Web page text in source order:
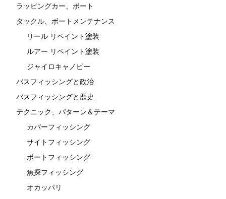
ラッピングカー、ボート
タックル、ボートメンテナンス
リール リペイント塗装
ルアー リペイント塗装
ジャイロキャノピー
バスフィッシングと政治
バスフィッシングと歴史
テクニック、パターン＆テーマ
カバーフィッシング
サイトフィッシング
ボートフィッシング
魚探フィッシング
オカッパリ